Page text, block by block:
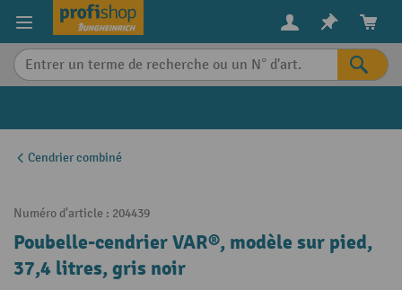
content
Cendrier combiné
Numéro d'article : 204439
Poubelle-cendrier VAR®, modèle sur pied,
37,4 litres, gris noir